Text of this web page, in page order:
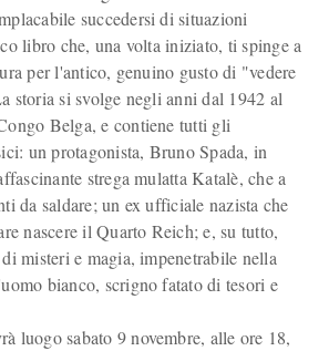
succedersi di situazioni
libro che, una volta iniziato, ti spinge a
per l'antico, genuino gusto di "vedere
storia si svolge negli anni dal 1942 al
Belga, e contiene tutti gli
un protagonista, Bruno Spada, in
strega mulatta Katalè, che a
da saldare; un ex ufficiale nazista che
nascere il Quarto Reich; e, su tutto,
misteri e magia, impenetrabile nella
bianco, scrigno fatato di tesori e
luogo sabato 9 novembre, alle ore 18,